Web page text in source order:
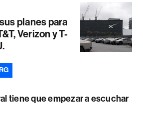
planes para
Verizon y T-
tiene que empezar a escuchar